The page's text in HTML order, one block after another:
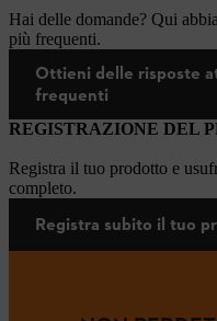
Hai delle domande? Qui
più frequenti.
Ottieni delle risposte
frequenti
REGISTRAZIONE DEL
Registra il tuo prodotto e
completo.
Registra subito il tuo